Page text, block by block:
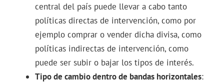
central del país puede llevar a cabo tanto
políticas directas de intervención, como por
ejemplo comprar o vender dicha divisa, como
políticas indirectas de intervención, como
puede ser subir o bajar los tipos de interés.
Tipo de cambio dentro de bandas horizontales: